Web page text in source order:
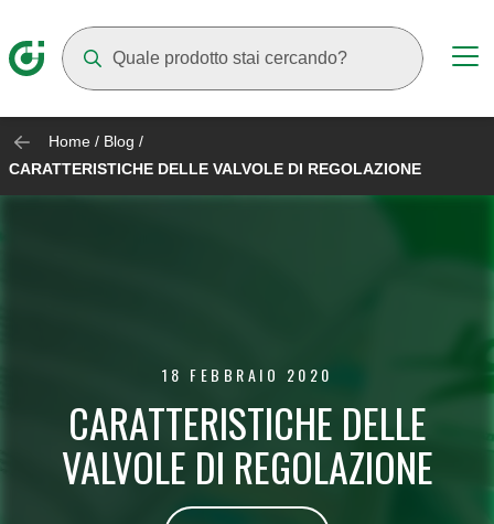
Home / Blog /
CARATTERISTICHE DELLE VALVOLE DI REGOLAZIONE
18 FEBBRAIO 2020
CARATTERISTICHE DELLE
VALVOLE DI REGOLAZIONE